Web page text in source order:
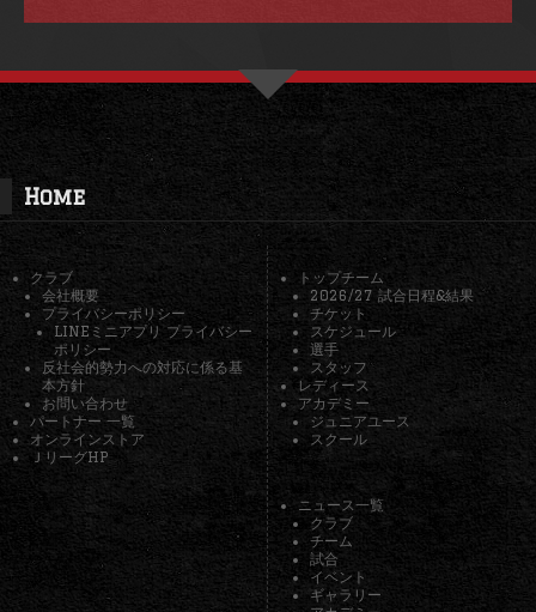
Home
クラブ
会社概要
プライバシーポリシー
LINEミニアプリ プライバシー
ポリシー
反社会的勢力への対応に係る基
本方針
お問い合わせ
パートナー 一覧
オンラインストア
ＪリーグHP
トップチーム
2026/27 試合日程&結果
チケット
スケジュール
選手
スタッフ
レディース
アカデミー
ジュニアユース
スクール
ニュース一覧
クラブ
チーム
試合
イベント
ギャラリー